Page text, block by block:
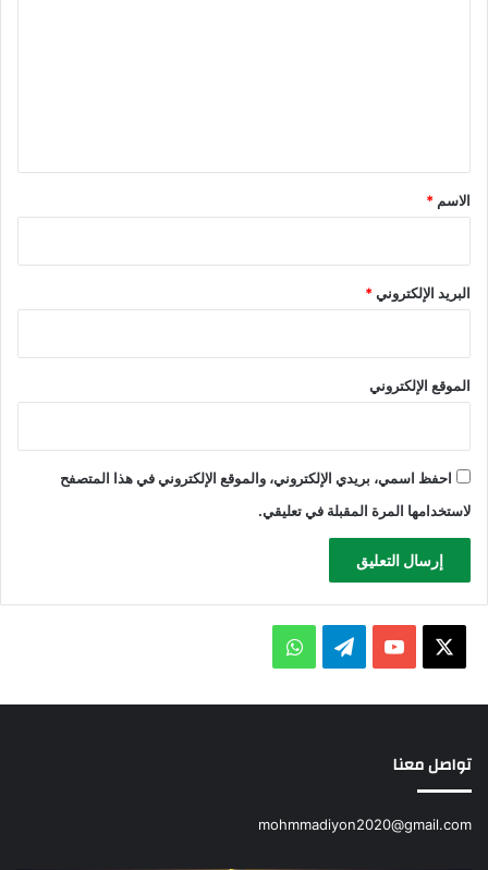
*
الاسم *
البريد الإلكتروني*
الموقع الإلكتروني
احفظ اسمي، بريدي الإلكتروني، والموقع الإلكتروني في هذا المتصفح
لاستخدامها المرة المقبلة في تعليقي.
يوتيوبتيلقرامواتساب
تواصل معنا
mohmmadiyon2020@gmail.com